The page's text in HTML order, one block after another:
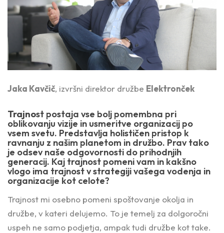
Jaka Kavčič, izvršni direktor družbe Elektronček
Trajnost postaja vse bolj pomembna pri
oblikovanju vizije in usmeritve organizacij po
vsem svetu. Predstavlja holističen pristop k
ravnanju z našim planetom in družbo. Prav tako
je odsev naše odgovornosti do prihodnjih
generacij. Kaj trajnost pomeni vam in kakšno
vlogo ima trajnost v strategiji vašega vodenja in
organizacije kot celote?
Trajnost mi osebno pomeni spoštovanje okolja in
družbe, v kateri delujemo. To je temelj za dolgoročni
uspeh ne samo podjetja, ampak tudi družbe kot take.